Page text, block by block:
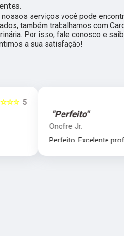
nossos serviços você pode
também trabalhamos com
Por isso, fale conosco e
a sua satisfação!
profissionais.